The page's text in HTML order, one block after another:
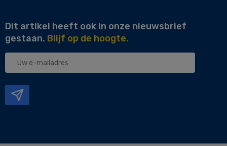
Dit artikel heeft ook in onze nieuwsbrief
gestaan. Blijf op de hoogte.
Uw